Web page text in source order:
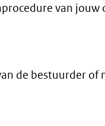
van jouw
de bestuurder of